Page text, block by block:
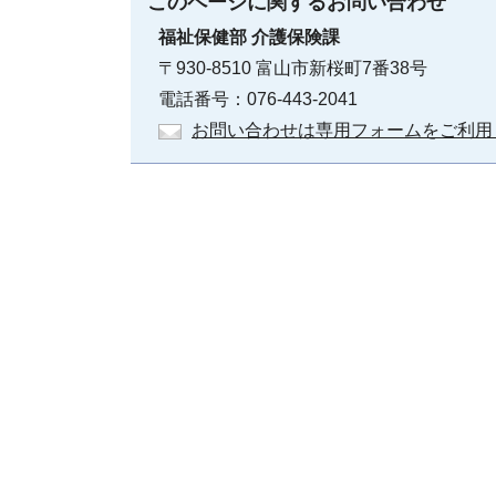
福祉保健部 介護保険課
〒930-8510 富山市新桜町7番38号
電話番号：076-443-2041
お問い合わせは専用フォームをご利用